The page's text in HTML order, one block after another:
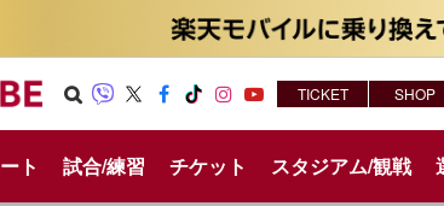
h
am e
ト 試合/練習 チケット スタジアム/観戦
TICKET SHOP